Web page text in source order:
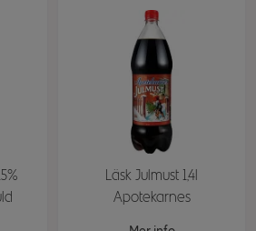
Läsk Julmust 1,4l
Apotekarnes